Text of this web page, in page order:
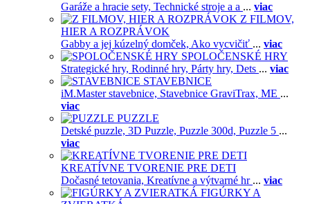
Garáže a hracie sety, Technické stroje a a ... viac
Z FILMOV,
HIER A ROZPRÁVOK
Gabby a jej kúzelný domček, Ako vycvičiť ... viac
SPOLOČENSKÉ HRY
Strategické hry, Rodinné hry, Párty hry, Dets ... viac
STAVEBNICE
iM.Master stavebnice, Stavebnice GraviTrax, ME ...
viac
PUZZLE
Detské puzzle, 3D Puzzle, Puzzle 300d, Puzzle 5 ...
viac
KREATÍVNE TVORENIE PRE DETI
Dočasné tetovania, Kreatívne a výtvarné hr ... viac
FIGÚRKY A